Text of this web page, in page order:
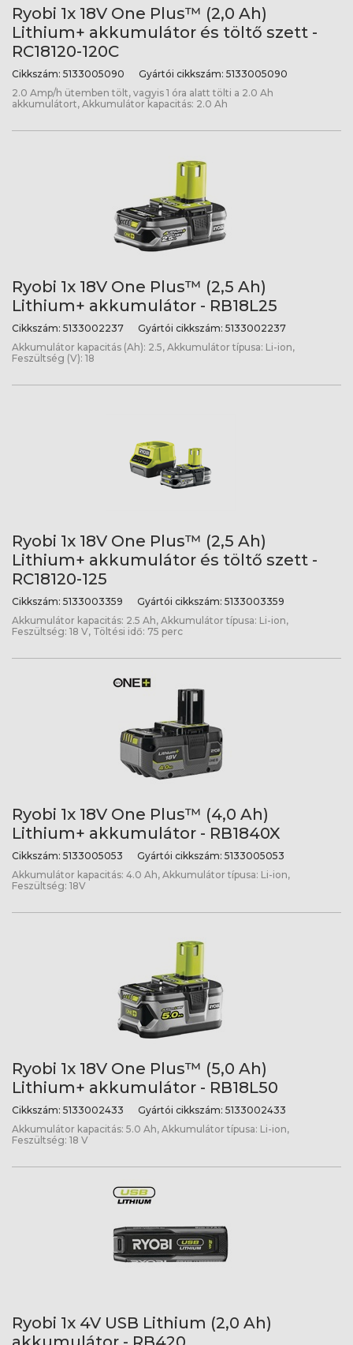
Ryobi 1x 18V One Plus™ (2,0 Ah)
Lithium+ akkumulátor és töltő szett -
RC18120-120C
Cikkszám: 5133005090 Gyártói cikkszám: 5133005090
2.0 Amp/h ütemben tölt, vagyis 1 óra alatt tölti a 2.0 Ah
akkumulátort, Akkumulátor kapacitás: 2.0 Ah
Ryobi 1x 18V One Plus™ (2,5 Ah)
Lithium+ akkumulátor - RB18L25
Cikkszám: 5133002237 Gyártói cikkszám: 5133002237
Akkumulátor kapacitás (Ah): 2.5, Akkumulátor típusa: Li-ion,
Feszültség (V): 18
Ryobi 1x 18V One Plus™ (2,5 Ah)
Lithium+ akkumulátor és töltő szett -
RC18120-125
Cikkszám: 5133003359 Gyártói cikkszám: 5133003359
Akkumulátor kapacitás: 2.5 Ah, Akkumulátor típusa: Li-ion,
Feszültség: 18 V, Töltési idő: 75 perc
Ryobi 1x 18V One Plus™ (4,0 Ah)
Lithium+ akkumulátor - RB1840X
Cikkszám: 5133005053 Gyártói cikkszám: 5133005053
Akkumulátor kapacitás: 4.0 Ah, Akkumulátor típusa: Li-ion,
Feszültség: 18V
Ryobi 1x 18V One Plus™ (5,0 Ah)
Lithium+ akkumulátor - RB18L50
Cikkszám: 5133002433 Gyártói cikkszám: 5133002433
Akkumulátor kapacitás: 5.0 Ah, Akkumulátor típusa: Li-ion,
Feszültség: 18 V
Ryobi 1x 4V USB Lithium (2,0 Ah)